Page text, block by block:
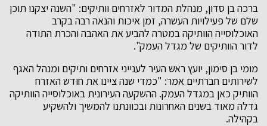
ברכה בן סדון, מנהלת המדור לאזרחים וותיקים: "השנה יצקנו תוכן
שלם של פעילויות העשרה, זמן איכות והנאה רבה בקרב
האוכלוסייה הוותיקה במטרה להביע את האהבה והכרת התודה
לדור הוותיקים של מגדל העמק".
מומי בן סימון, יועץ ראש העיר לענייני אזרחים ותיקים ומנהל האגף
לשירותים חברתיים אמר: "כמדי שנה ציינו את חודש האזרח
הוותיק כאן במגדל העמק. ההשקעה העירונית באוכלוסייה הוותיקה
גדלה מאוד בשנים האחרונות ובכוונתנו להמשיך ולהשקיע
בקהילה.